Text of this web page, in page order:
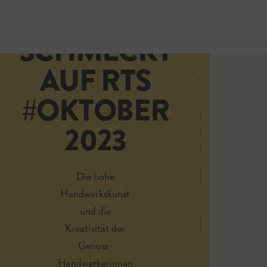
SCHMECKT
AUF RTS
#OKTOBER
2023
Die hohe
Handwerkskunst
und die
Kreativität der
Genuss-
Handwerkerinnen